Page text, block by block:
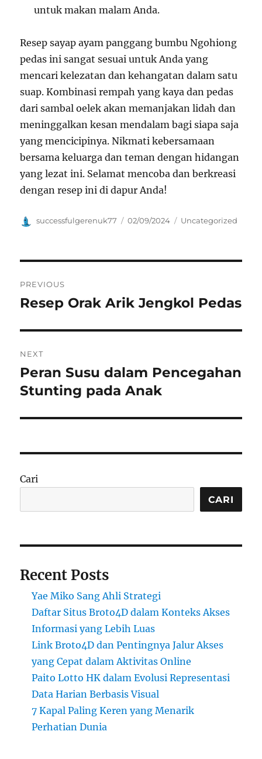
untuk makan malam Anda.
Resep sayap ayam panggang bumbu Ngohiong
pedas ini sangat sesuai untuk Anda yang
mencari kelezatan dan kehangatan dalam satu
suap. Kombinasi rempah yang kaya dan pedas
dari sambal oelek akan memanjakan lidah dan
meninggalkan kesan mendalam bagi siapa saja
yang mencicipinya. Nikmati kebersamaan
bersama keluarga dan teman dengan hidangan
yang lezat ini. Selamat mencoba dan berkreasi
dengan resep ini di dapur Anda!
Author
successfulgerenuk77
Posted
02/09/2024 Categories
Uncategorized
pos
PREVIOUS
Previous
Resep Orak Arik Jengkol Pedas
NEXT
Next
post:
Peran Susu dalam Pencegahan
Stunting pada Anak
Cari
CARI
Recent Posts
Yae Miko Sang Ahli Strategi
Daftar Situs Broto4D dalam Konteks Akses
Informasi yang Lebih Luas
Link Broto4D dan Pentingnya Jalur Akses
yang Cepat dalam Aktivitas Online
Paito Lotto HK dalam Evolusi Representasi
Data Harian Berbasis Visual
7 Kapal Paling Keren yang Menarik
Perhatian Dunia